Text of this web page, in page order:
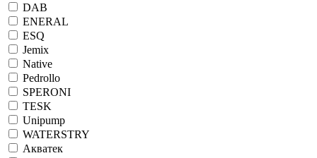
DAB
ENERAL
ESQ
Jemix
Native
Pedrollo
SPERONI
TESK
Unipump
WATERSTRY
Акватек